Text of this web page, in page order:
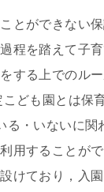
とができない
程を踏えて子
する上でのル
ども園とは保
・いないに
用することが
けており，入